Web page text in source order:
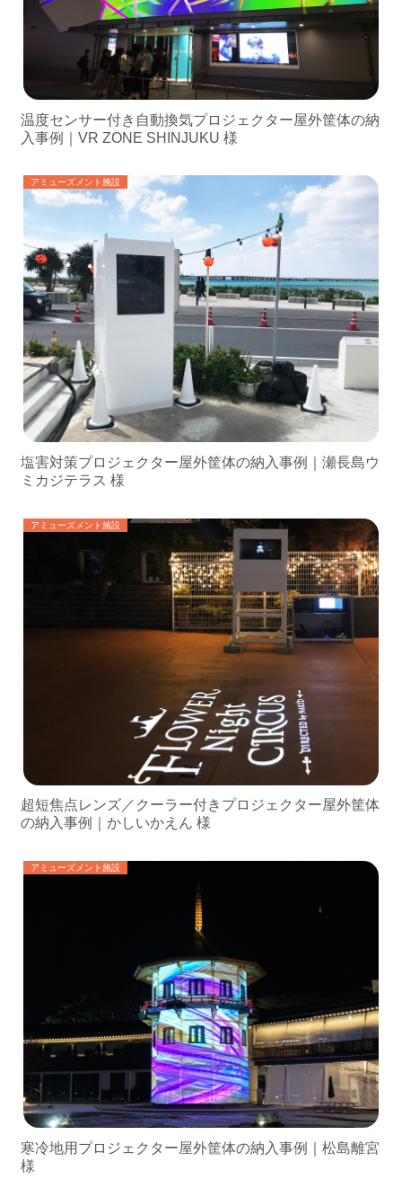
温度センサー付き自動換気プロジェクター屋外筐体の納
入事例｜VR ZONE SHINJUKU 様
アミューズメント施設
塩害対策プロジェクター屋外筐体の納入事例｜瀬長島ウ
ミカジテラス 様
アミューズメント施設
超短焦点レンズ／クーラー付きプロジェクター屋外筐体
の納入事例｜かしいかえん 様
アミューズメント施設
寒冷地用プロジェクター屋外筐体の納入事例｜松島離宮
様